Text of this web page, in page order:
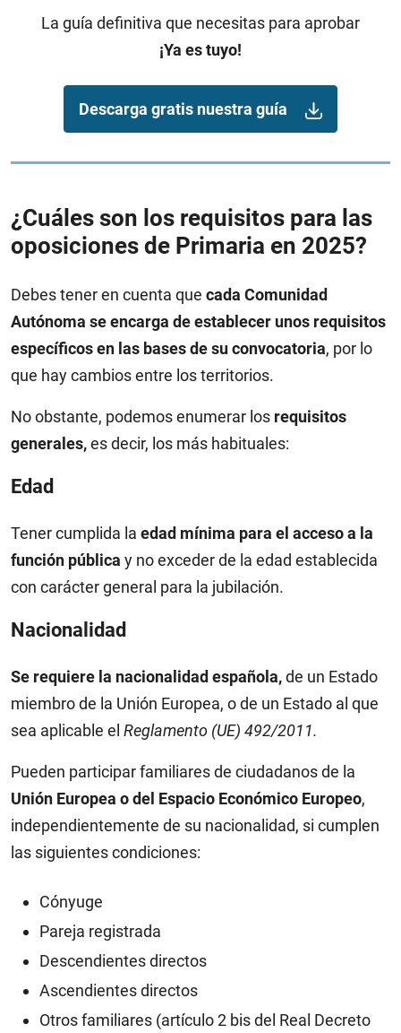
La guía definitiva que necesitas para aprobar
¡Ya es tuyo!
Descarga gratis nuestra guía
¿Cuáles son los requisitos para las
oposiciones de Primaria en 2025?
Debes tener en cuenta que cada Comunidad
Autónoma se encarga de establecer unos requisitos
específicos en las bases de su convocatoria, por lo
que hay cambios entre los territorios.
No obstante, podemos enumerar los requisitos
generales,es decir, los más habituales:
Edad
Tener cumplida la edad mínima para el acceso a la
función pública y no exceder de la edad establecida
con carácter general para la jubilación.
Nacionalidad
Se requiere la nacionalidad española,de un Estado
miembro de la Unión Europea, o de un Estado al que
sea aplicable el Reglamento (UE) 492/2011.
Pueden participar familiares de ciudadanos de la
Unión Europea o del Espacio Económico Europeo,
independientemente de su nacionalidad, si cumplen
las siguientes condiciones:
Cónyuge
Pareja registrada
Descendientes directos
Ascendientes directos
Otros familiares (artículo 2 bis del Real Decreto